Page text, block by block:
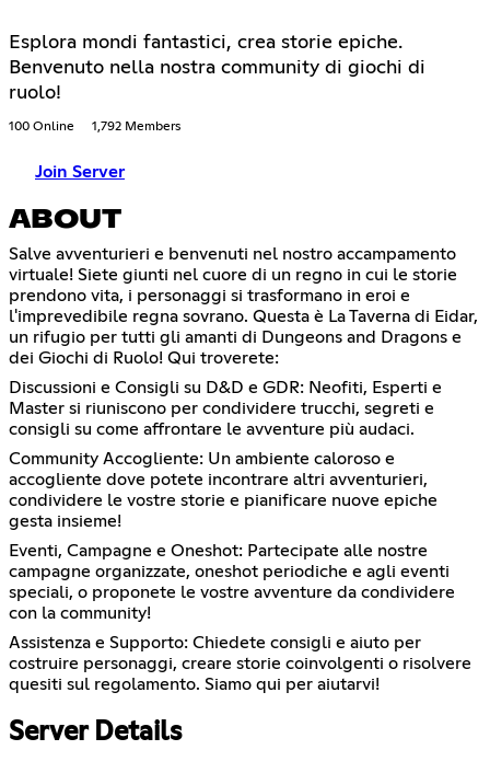
Esplora mondi fantastici, crea storie epiche.
Benvenuto nella nostra community di giochi di
ruolo!
100 Online 1,792 Members
Join Server
ABOUT
Salve avventurieri e benvenuti nel nostro accampamento
virtuale! Siete giunti nel cuore di un regno in cui le storie
prendono vita, i personaggi si trasformano in eroi e
l'imprevedibile regna sovrano. Questa è La Taverna di Eidar,
un rifugio per tutti gli amanti di Dungeons and Dragons e
dei Giochi di Ruolo! Qui troverete:
Discussioni e Consigli su D&D e GDR: Neofiti, Esperti e
Master si riuniscono per condividere trucchi, segreti e
consigli su come affrontare le avventure più audaci.
Community Accogliente: Un ambiente caloroso e
accogliente dove potete incontrare altri avventurieri,
condividere le vostre storie e pianificare nuove epiche
gesta insieme!
Eventi, Campagne e Oneshot: Partecipate alle nostre
campagne organizzate, oneshot periodiche e agli eventi
speciali, o proponete le vostre avventure da condividere
con la community!
Assistenza e Supporto: Chiedete consigli e aiuto per
costruire personaggi, creare storie coinvolgenti o risolvere
quesiti sul regolamento. Siamo qui per aiutarvi!
Server Details